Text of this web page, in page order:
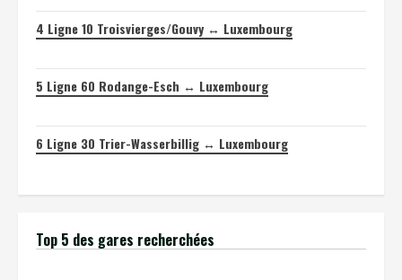
4 Ligne 10 Troisvierges/Gouvy ↔ Luxembourg
5 Ligne 60 Rodange-Esch ↔ Luxembourg
6 Ligne 30 Trier-Wasserbillig ↔ Luxembourg
Top 5 des gares recherchées